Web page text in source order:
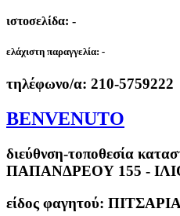
ιστοσελίδα: -
ελάχιστη παραγγελία: -
τηλέφωνο/α: 210-5759222
BENVENUTO
διεύθνση-τοποθεσία
ΠΑΠΑΝΔΡΕΟΥ 155 -
είδος φαγητού: ΠΙΤΣΑΡΙΑ